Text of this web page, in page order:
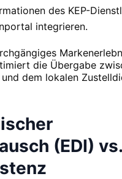
des KEP-
integrieren.
die Übergabe
dem lokalen
(EDI)